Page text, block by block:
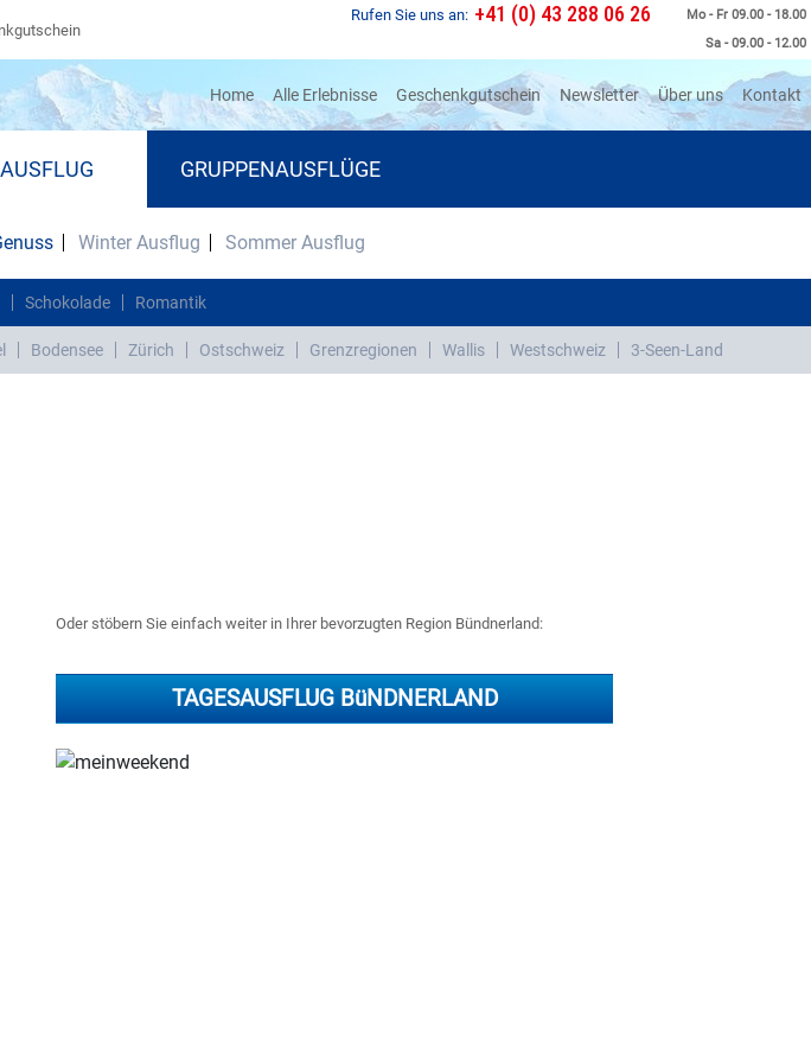
Mo - Fr 09.00 - 18.00
Sa - 09.00 - 12.00
Rufen Sie uns an: +41 (0) 43 288 06 26
Home(current)
Alle Erlebnisse Geschenkgutschein Newsletter Über uns Kontakt
GRUPPENAUSFLÜGE
Winter Ausflug Sommer Ausflug
Schokolade Romantik
Bodensee Zürich Ostschweiz Grenzregionen Wallis Westschweiz 3-Seen-Land
Oder stöbern Sie einfach weiter in Ihrer bevorzugten Region Bündnerland:
TAGESAUSFLUG BüNDNERLAND